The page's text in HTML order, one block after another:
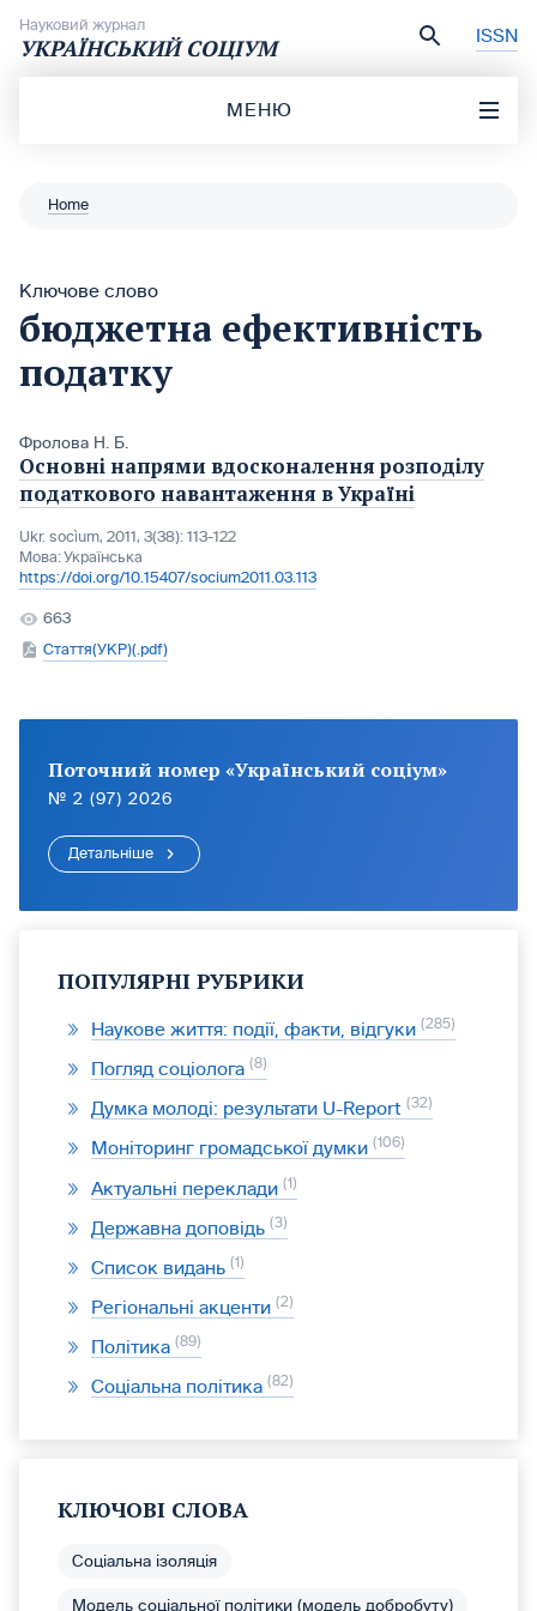
Науковий журнал
УКРАЇНСЬКИЙ СОЦІУМ ISSN
МЕНЮ
Home
Ключове слово
бюджетна ефективність
податку
Фролова Н. Б.
Основні напрями вдосконалення розподілу
податкового навантаження в Україні
Ukr. socìum, 2011, 3(38): 113-122
Мова:Українська
https://doi.org/10.15407/socium2011.03.113
663
Стаття(УКР)(.pdf)
Поточний номер «Український соціум»
№ 2 (97) 2026
Детальніше
ПОПУЛЯРНІ РУБРИКИ
Наукове життя: події, факти, відгуки 285
Погляд соціолога 8
Думка молоді: результати U-Report 32
Моніторинг громадської думки 106
Актуальні переклади 1
Державна доповідь 3
Список видань 1
Регіональні акценти 2
Політика 89
Соціальна політика 82
КЛЮЧОВІ СЛОВА
Соціальна ізоляція
Модель соціальної політики (модель добробуту)